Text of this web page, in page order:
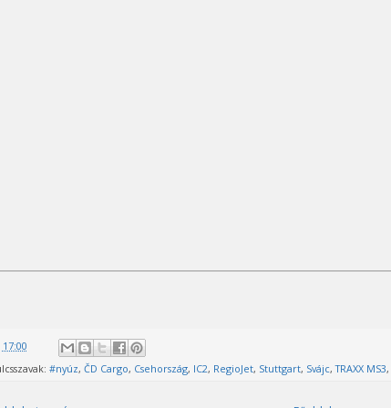
17:00
#nyúz, ČD Cargo, Csehország, IC2, RegioJet, Stuttgart, Svájc,TRAXX MS3,